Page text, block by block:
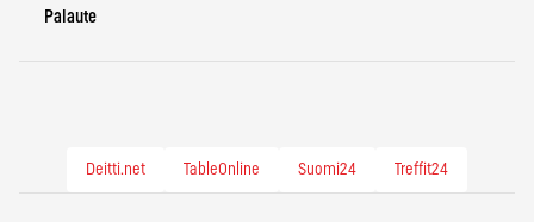
Palaute
Deitti.net TableOnline Suomi24 Treffit24